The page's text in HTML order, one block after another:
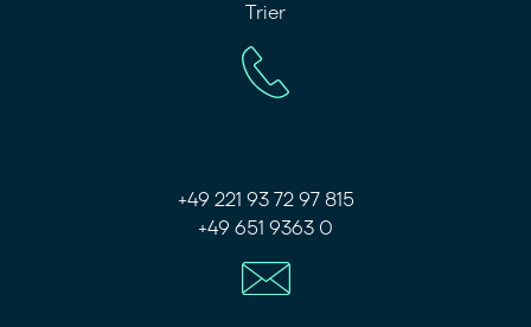
Trier
+49 221 93 72 97 815
+49 651 9363 0